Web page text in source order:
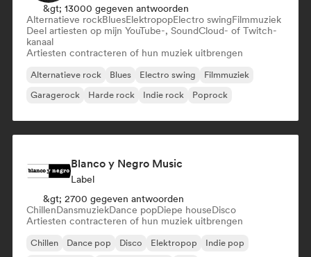
&gt; 13000 gegeven antwoorden
Alternatieve rockBluesElektropopElectro swingFilmmuziek
Deel artiesten op mijn YouTube-, SoundCloud- of Twitch-
kanaal
Artiesten contracteren of hun muziek uitbrengen
Alternatieve rock Blues Electro swing
Filmmuziek
Garagerock
Harde rock Indie rock Poprock
Blanco y Negro Music
Label
&gt; 2700 gegeven antwoorden
ChillenDansmuziekDance popDiepe houseDisco
Artiesten contracteren of hun muziek uitbrengen
Chillen Dance pop Disco Elektropop
Indie pop